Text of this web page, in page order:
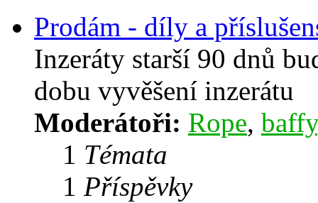
Prodám - díly a
Inzeráty starší 90 dnů
dobu vyvěšení inzerátu
Moderátoři: Rope, baffy
1 Témata
1 Příspěvky